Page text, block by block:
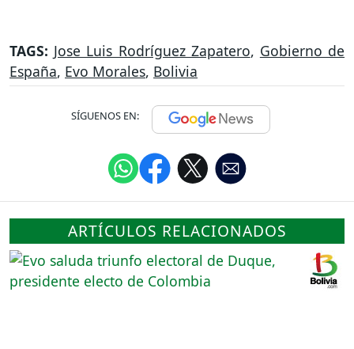
TAGS: Jose Luis Rodríguez Zapatero, Gobierno de
España, Evo Morales, Bolivia
SÍGUENOS EN:
ARTÍCULOS RELACIONADOS